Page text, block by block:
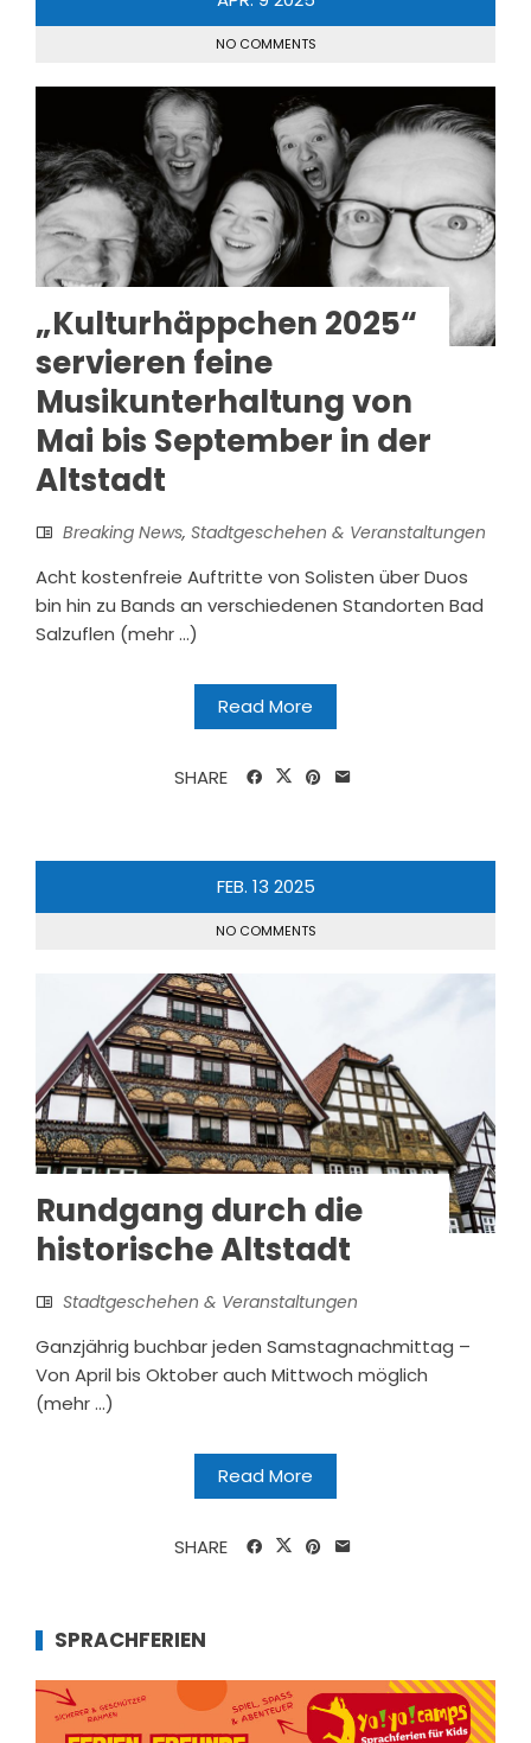
NO COMMENTS
„Kulturhäppchen 2025“
servieren feine
Musikunterhaltung von
Mai bis September in der
Altstadt
Breaking News, Stadtgeschehen & Veranstaltungen
Acht kostenfreie Auftritte von Solisten über Duos
bin hin zu Bands an verschiedenen Standorten Bad
Salzuflen (mehr …)
Read More
SHARE
FEB. 13 2025
NO COMMENTS
Rundgang durch die
historische Altstadt
Stadtgeschehen & Veranstaltungen
Ganzjährig buchbar jeden Samstagnachmittag –
Von April bis Oktober auch Mittwoch möglich
(mehr …)
Read More
SHARE
SPRACHFERIEN